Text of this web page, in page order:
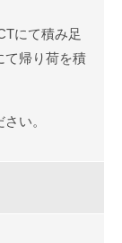
にて積み足
帰り荷を積
い。